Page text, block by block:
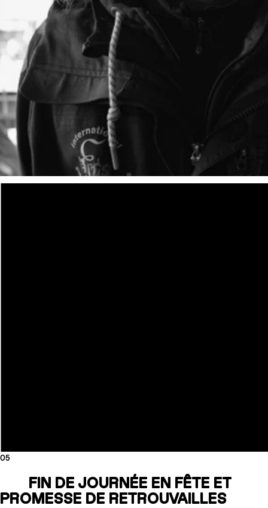
05
FIN DE JOURNÉE EN FÊTE ET
PROMESSE DE RETROUVAILLES